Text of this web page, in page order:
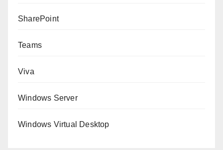
SharePoint
Teams
Viva
Windows Server
Windows Virtual Desktop